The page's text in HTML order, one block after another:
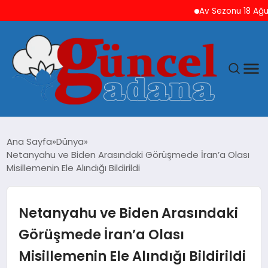
Av Sezonu 18
GÜNCEL
SAĞLIK
Ana Sayfa Dünya
Netanyahu ve Biden Arasındaki Görüşmede İran’a Olası
Misillemenin Ele Alındığı Bildirildi
Netanyahu ve Biden Arasındaki
Görüşmede İran’a Olası
Misillemenin Ele Alındığı Bildirildi